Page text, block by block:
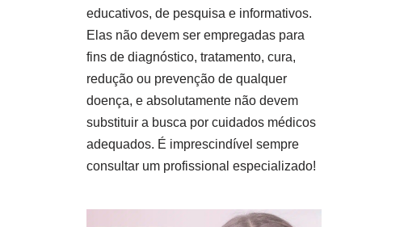
educativos, de pesquisa e informativos.
Elas não devem ser empregadas para
fins de diagnóstico, tratamento, cura,
redução ou prevenção de qualquer
doença, e absolutamente não devem
substituir a busca por cuidados médicos
adequados. É imprescindível sempre
consultar um profissional especializado!